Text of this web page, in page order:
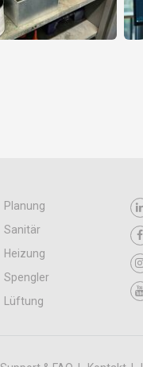
Planung
Sanitär
Heizung
Spengler
Lüftung